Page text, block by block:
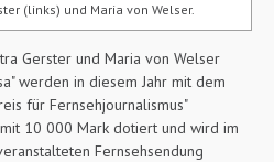
(links) und Maria von Welser.
Gerster und Maria von Welser
werden in diesem Jahr mit dem
für Fernsehjournalismus"
10 000 Mark dotiert und wird im
Fernsehsendung